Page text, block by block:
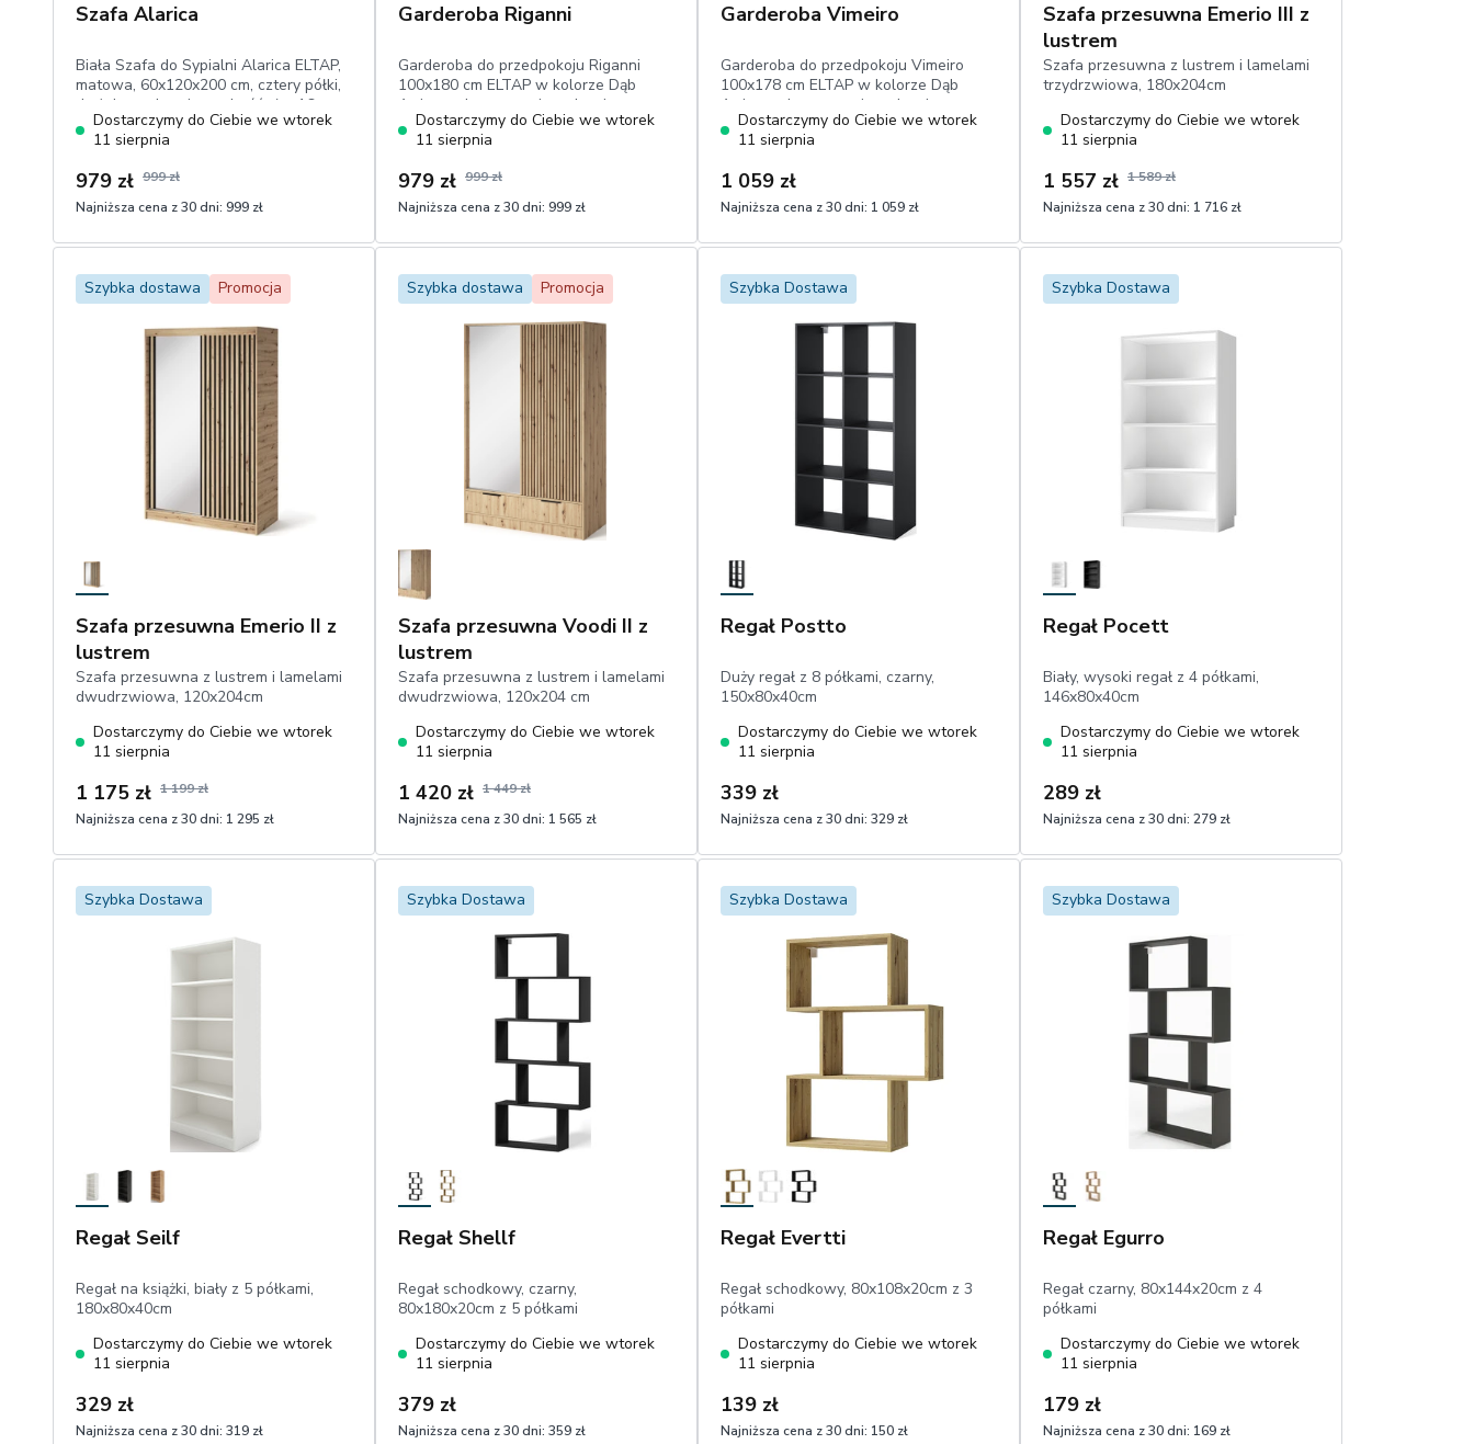
Szafa Alarica
Biała Szafa do Sypialni Alarica ELTAP,
matowa, 60x120x200 cm, cztery półki,
drążek na ubrania, grubość płyt 16 mm,
uchwyty w kolorze alumnium
Dostarczymy do Ciebie we wtorek
11 sierpnia
979 zł 999 zł
Najniższa cena z 30 dni: 999 zł
1
Garderoba Riganni
Garderoba do przedpokoju Riganni
100x180 cm ELTAP w kolorze Dąb
Artisan z lustrem, wieszakami,
lamelami i czarnymi uchwytami
Dostarczymy do Ciebie we wtorek
11 sierpnia
979 zł 999 zł
Najniższa cena z 30 dni: 999 zł
1
Garderoba Vimeiro
Garderoba do przedpokoju Vimeiro
100x178 cm ELTAP w kolorze Dąb
Artisan z lustrem, wieszakami,
lamelami i czarnymi uchwytami
Dostarczymy do Ciebie we wtorek
11 sierpnia
1 059 zł
Najniższa cena z 30 dni: 1 059 zł
1
Szafa przesuwna Emerio III z
lustrem
Szafa przesuwna z lustrem i lamelami
trzydrzwiowa, 180x204cm
Dostarczymy do Ciebie we wtorek
11 sierpnia
1 557 zł 1 589 zł
Najniższa cena z 30 dni: 1 716 zł
1
Szybka dostawa Promocja
Szafa przesuwna Emerio II z
lustrem
Szafa przesuwna z lustrem i lamelami
dwudrzwiowa, 120x204cm
Dostarczymy do Ciebie we wtorek
11 sierpnia
1 175 zł 1 199 zł
Najniższa cena z 30 dni: 1 295 zł
1
Szybka dostawa Promocja
Szafa przesuwna Voodi II z
lustrem
Szafa przesuwna z lustrem i lamelami
dwudrzwiowa, 120x204 cm
Dostarczymy do Ciebie we wtorek
11 sierpnia
1 420 zł 1 449 zł
Najniższa cena z 30 dni: 1 565 zł
1
Szybka Dostawa
Regał Postto
Duży regał z 8 półkami, czarny,
150x80x40cm
Dostarczymy do Ciebie we wtorek
11 sierpnia
339 zł
Najniższa cena z 30 dni: 329 zł
1
Szybka Dostawa
Regał Pocett
Biały, wysoki regał z 4 półkami,
146x80x40cm
Dostarczymy do Ciebie we wtorek
11 sierpnia
289 zł
Najniższa cena z 30 dni: 279 zł
1
Szybka Dostawa
Regał Seilf
Regał na książki, biały z 5 półkami,
180x80x40cm
Dostarczymy do Ciebie we wtorek
11 sierpnia
329 zł
Najniższa cena z 30 dni: 319 zł
Szybka Dostawa
Regał Shellf
Regał schodkowy, czarny,
80x180x20cm z 5 półkami
Dostarczymy do Ciebie we wtorek
11 sierpnia
379 zł
Najniższa cena z 30 dni: 359 zł
Szybka Dostawa
Regał Evertti
Regał schodkowy, 80x108x20cm z 3
półkami
Dostarczymy do Ciebie we wtorek
11 sierpnia
139 zł
Najniższa cena z 30 dni: 150 zł
Szybka Dostawa
Regał Egurro
Regał czarny, 80x144x20cm z 4
półkami
Dostarczymy do Ciebie we wtorek
11 sierpnia
179 zł
Najniższa cena z 30 dni: 169 zł